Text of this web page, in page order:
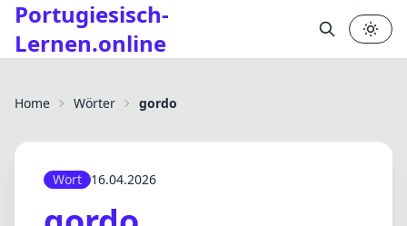
Portugiesisch-
Lernen.online
Home Wörter gordo
Wort 16.04.2026